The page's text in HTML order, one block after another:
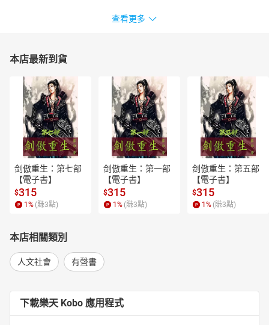
查看更多
本店最新到貨
剑傲重生：第七部
【電子書】
$315
1 % (賺3點)
剑傲重生：第一部
【電子書】
$315
1 % (賺3點)
剑傲重生：第五部
【電子書】
$315
1 % (賺3點)
本店相關類別
人文社會 有聲書
下載樂天 Kobo 應用程式